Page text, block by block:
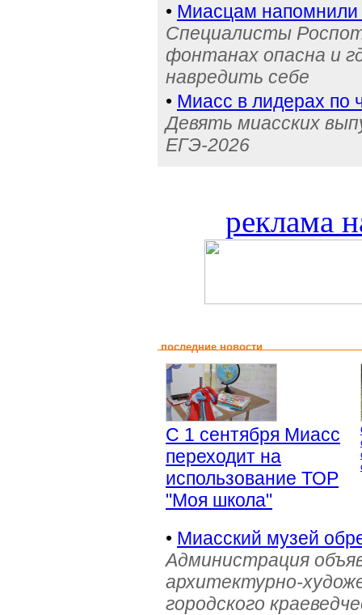
• Миасцам напомнили
Специалисты
фонтанах опасна и
навредить себе
• Миасс в лидерах по
Девять миасских
ЕГЭ-2026
реклама
последние новости
С 1 сентября Миасс
переходит на
использование ТОР
"Моя школа"
• Миасский музей
Администрация
архитектурно-
городского